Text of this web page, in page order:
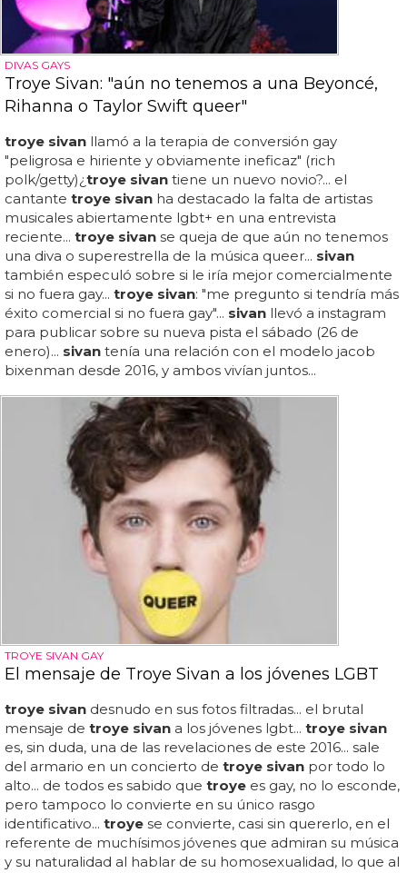
DIVAS GAYS
Troye Sivan: "aún no tenemos a una Beyoncé,
Rihanna o Taylor Swift queer"
troye sivan llamó a la terapia de conversión gay
"peligrosa e hiriente y obviamente ineficaz" (rich
polk/getty)¿troye sivan tiene un nuevo novio?... el
cantante troye sivan ha destacado la falta de artistas
musicales abiertamente lgbt+ en una entrevista
reciente... troye sivan se queja de que aún no tenemos
una diva o superestrella de la música queer... sivan
también especuló sobre si le iría mejor comercialmente
si no fuera gay... troye sivan: "me pregunto si tendría más
éxito comercial si no fuera gay"... sivan llevó a instagram
para publicar sobre su nueva pista el sábado (26 de
enero)... sivan tenía una relación con el modelo jacob
bixenman desde 2016, y ambos vivían juntos...
TROYE SIVAN GAY
El mensaje de Troye Sivan a los jóvenes LGBT
troye sivan desnudo en sus fotos filtradas... el brutal
mensaje de troye sivan a los jóvenes lgbt... troye sivan
es, sin duda, una de las revelaciones de este 2016... sale
del armario en un concierto de troye sivan por todo lo
alto... de todos es sabido que troye es gay, no lo esconde,
pero tampoco lo convierte en su único rasgo
identificativo... troye se convierte, casi sin quererlo, en el
referente de muchísimos jóvenes que admiran su música
y su naturalidad al hablar de su homosexualidad, lo que al